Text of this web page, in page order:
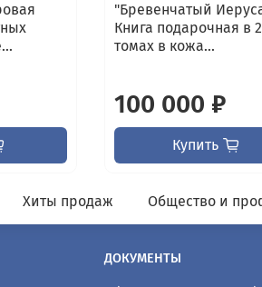
"Бревенчатый
Книга подарочная в 2
томах в кожа...
100 000 ₽
Купить
Хиты продаж Общество и
ДОКУМЕНТЫ